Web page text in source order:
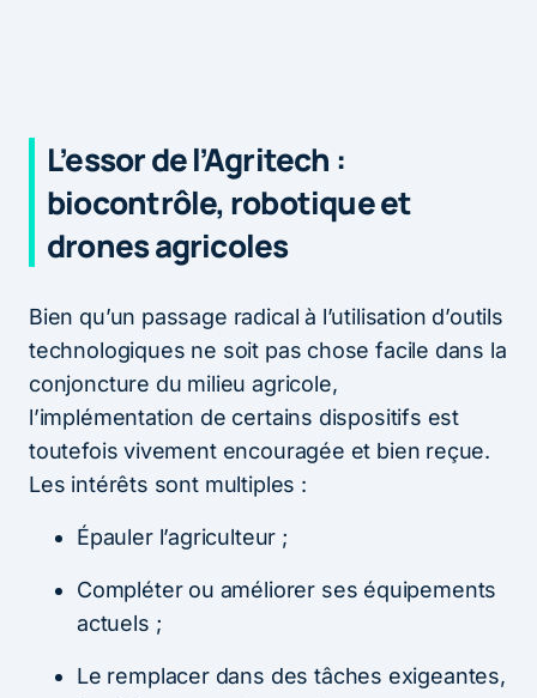
L’essor de l’Agritech :
biocontrôle, robotique et
drones agricoles
Bien qu’un passage radical à l’utilisation d’outils
technologiques ne soit pas chose facile dans la
conjoncture du milieu agricole,
l’implémentation de certains dispositifs est
toutefois vivement encouragée et bien reçue.
Les intérêts sont multiples :
Épauler l’agriculteur ;
Compléter ou améliorer ses équipements
actuels ;
Le remplacer dans des tâches exigeantes,